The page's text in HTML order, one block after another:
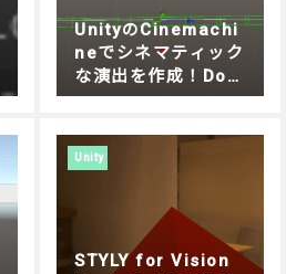
UnityのCinemachi
neでシネマティック
な演出を作成！Doll
y Cartでオブジェク
法
Unity
STYLY for Vision